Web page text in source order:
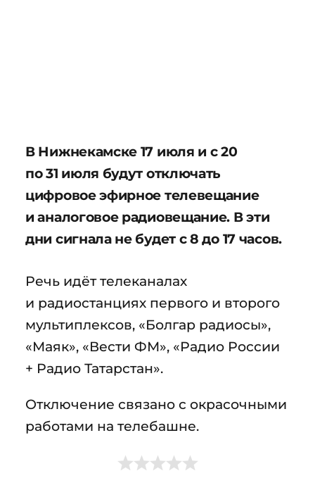
В Нижнекамске 17 июля и с 20
по 31 июля будут отключать
цифровое эфирное телевещание
и аналоговое радиовещание. В эти
дни сигнала не будет с 8 до 17 часов.
Речь идёт телеканалах
и радиостанциях первого и второго
мультиплексов, «Болгар радиосы»,
«Маяк», «Вести ФМ», «Радио России
+ Радио Татарстан».
Отключение связано с окрасочными
работами на телебашне.